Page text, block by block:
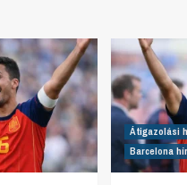
Átigazolási
Barcelona